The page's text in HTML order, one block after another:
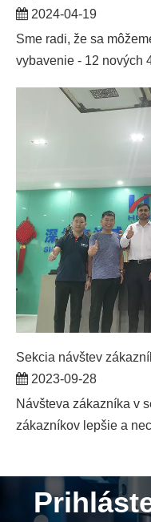
2024-04-19
Sme radi, že sa
vybavenie - 12 nových
Sekcia návštev
2023-09-28
Návšteva zákazníka v
zákazníkov lepšie a